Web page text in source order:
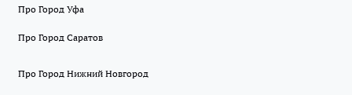
Про Город Уфа
Про Город Саратов
Про Город Нижний Новгород